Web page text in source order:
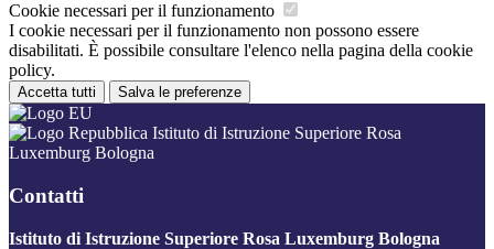
Cookie necessari per il funzionamento
I cookie necessari per il funzionamento non possono essere
disabilitati. È possibile consultare l'elenco nella pagina della cookie
policy.
Accetta tutti Salva le preferenze
Istituto di Istruzione Superiore Rosa
Luxemburg Bologna
Contatti
Istituto di Istruzione Superiore Rosa Luxemburg Bologna